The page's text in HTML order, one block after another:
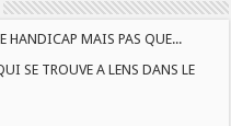
HANDICAP MAIS PAS QUE...
SE TROUVE A LENS DANS LE